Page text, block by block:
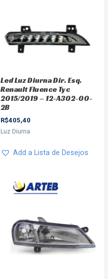
Led Luz Diurna Dir. Esq.
Renault Fluence Tyc
2015/2019 – 12-A302-00-
2B
R$405,40
Luz Diurna
Add a Lista de Desejos